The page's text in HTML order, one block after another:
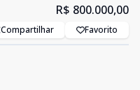
R$ 800.000,00
Compartilhar Favorito